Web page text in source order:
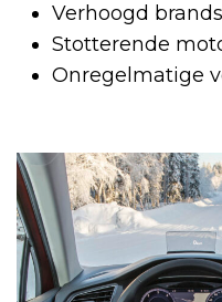
Verhoogd
Stotterende
Onregelmatige